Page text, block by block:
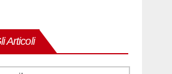
Articoli